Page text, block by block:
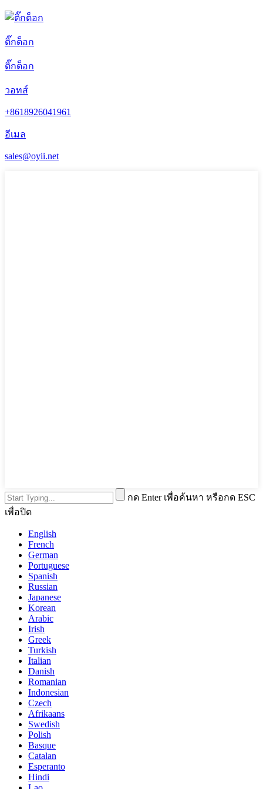
ติ๊กต็อก
ติ๊กต็อก
วอทส์
+8618926041961
อีเมล
sales@oyii.net
กด Enter เพื่อค้นหา หรือกด ESC
เพื่อปิด
English
French
German
Portuguese
Spanish
Russian
Japanese
Korean
Arabic
Irish
Greek
Turkish
Italian
Danish
Romanian
Indonesian
Czech
Afrikaans
Swedish
Polish
Basque
Catalan
Esperanto
Hindi